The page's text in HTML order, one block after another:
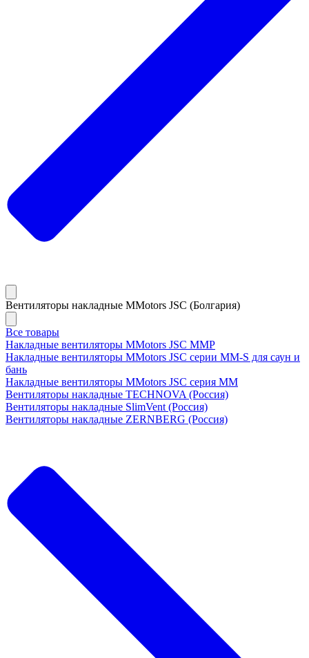
Вентиляторы накладные MMotors JSC (Болгария)
Все товары
Накладные вентиляторы MMotors JSC MMP
Накладные вентиляторы MMotors JSC серии MM-S для саун и
бань
Накладные вентиляторы MMotors JSC серия МM
Вентиляторы накладные TECHNOVA (Россия)
Вентиляторы накладные SlimVent (Россия)
Вентиляторы накладные ZERNBERG (Россия)